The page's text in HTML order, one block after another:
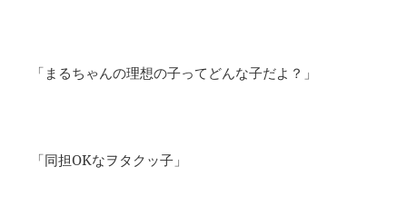
「まるちゃんの理想の子ってどんな子だよ？」
「同担OKなヲタクッ子」